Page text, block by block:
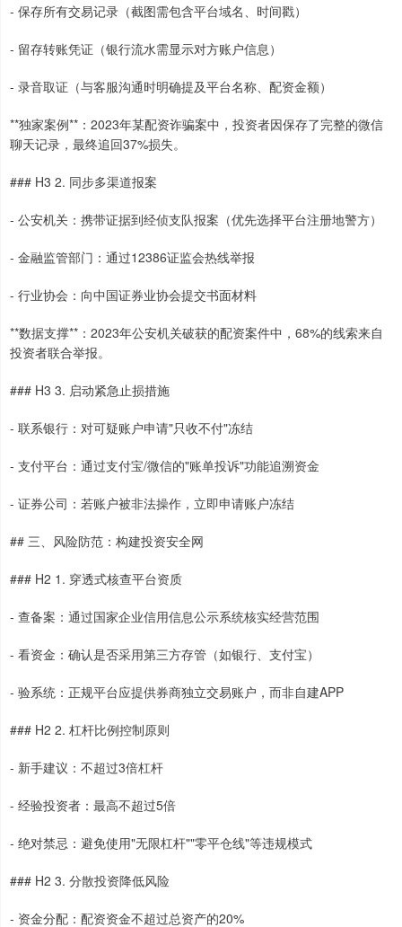
- 保存所有交易记录（截图需包含平台域名、时间戳）
- 留存转账凭证（银行流水需显示对方账户信息）
- 录音取证（与客服沟通时明确提及平台名称、配资金额）
**独家案例**：2023年某配资诈骗案中，投资者因保存了完整的微信
聊天记录，最终追回37%损失。
### H3 2. 同步多渠道报案
- 公安机关：携带证据到经侦支队报案（优先选择平台注册地警方）
- 金融监管部门：通过12386证监会热线举报
- 行业协会：向中国证券业协会提交书面材料
**数据支撑**：2023年公安机关破获的配资案件中，68%的线索来自
投资者联合举报。
### H3 3. 启动紧急止损措施
- 联系银行：对可疑账户申请"只收不付"冻结
- 支付平台：通过支付宝/微信的"账单投诉"功能追溯资金
- 证券公司：若账户被非法操作，立即申请账户冻结
## 三、风险防范：构建投资安全网
### H2 1. 穿透式核查平台资质
- 查备案：通过国家企业信用信息公示系统核实经营范围
- 看资金：确认是否采用第三方存管（如银行、支付宝）
- 验系统：正规平台应提供券商独立交易账户，而非自建APP
### H2 2. 杠杆比例控制原则
- 新手建议：不超过3倍杠杆
- 经验投资者：最高不超过5倍
- 绝对禁忌：避免使用"无限杠杆""零平仓线"等违规模式
### H2 3. 分散投资降低风险
- 资金分配：配资资金不超过总资产的20%